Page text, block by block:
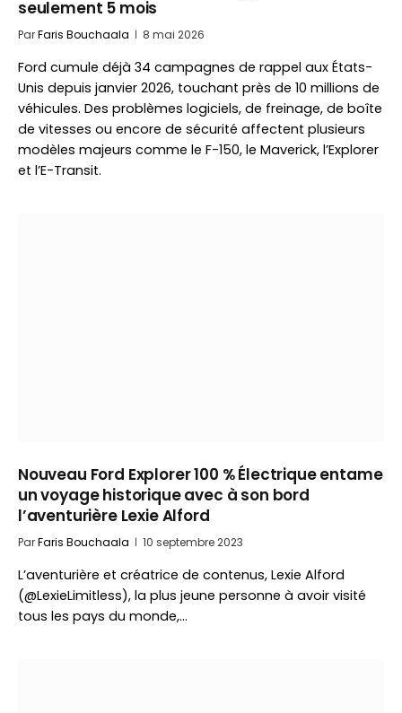
seulement 5 mois
ParFaris Bouchaala 8 mai 2026
Ford cumule déjà 34 campagnes de rappel aux États-
Unis depuis janvier 2026, touchant près de 10 millions de
véhicules. Des problèmes logiciels, de freinage, de boîte
de vitesses ou encore de sécurité affectent plusieurs
modèles majeurs comme le F-150, le Maverick, l’Explorer
et l’E-Transit.
Nouveau Ford Explorer 100 % Électrique entame
un voyage historique avec à son bord
l’aventurière Lexie Alford
ParFaris Bouchaala 10 septembre 2023
L’aventurière et créatrice de contenus, Lexie Alford
(@LexieLimitless), la plus jeune personne à avoir visité
tous les pays du monde,…